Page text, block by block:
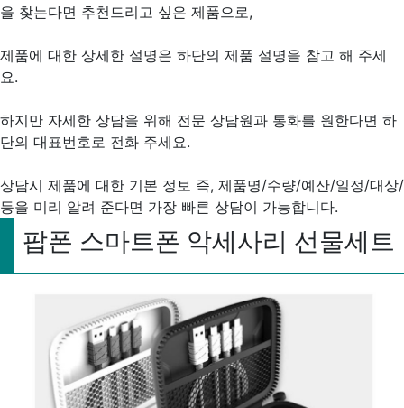
을 찾는다면 추천드리고 싶은 제품으로,
제품에 대한 상세한 설명은 하단의 제품 설명을 참고 해 주세
요.
하지만 자세한 상담을 위해 전문 상담원과 통화를 원한다면 하
단의 대표번호로 전화 주세요.
상담시 제품에 대한 기본 정보 즉, 제품명/수량/예산/일정/대상/
등을 미리 알려 준다면 가장 빠른 상담이 가능합니다.
팝폰 스마트폰 악세사리 선물세트